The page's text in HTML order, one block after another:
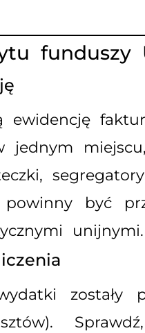
ewidencję
jednym
być
unijnymi.
zostały